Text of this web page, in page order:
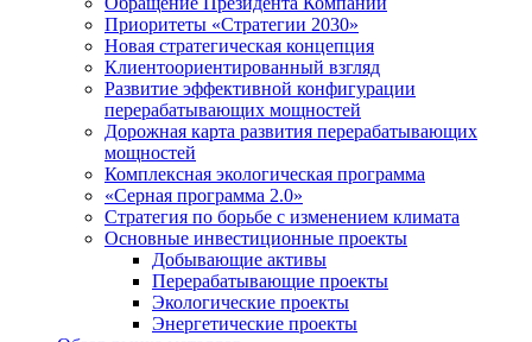
Приоритеты «Стратегии 2030»
Новая стратегическая концепция
Клиентоориентированный взгляд
Развитие эффективной конфигурации
перерабатывающих мощностей
Дорожная карта развития перерабатывающих
мощностей
Комплексная экологическая программа
«Серная программа 2.0»
Стратегия по борьбе с изменением климата
Основные инвестиционные проекты
Добывающие активы
Перерабатывающие проекты
Экологические проекты
Энергетические проекты